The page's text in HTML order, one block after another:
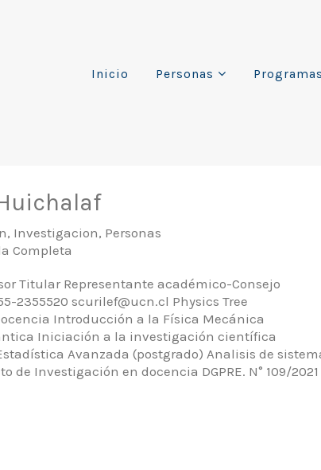
Inicio Personas
, Investigacion, Personas
Completa
Titular Representante académico-Consejo
2355520 scurilef@ucn.cl Physics Tree
Introducción a la Física Mecánica
Iniciación a la investigación científica
Avanzada (postgrado) Analisis de
Investigación en docencia DGPRE. N° 109/2021